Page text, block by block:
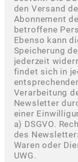
den Versand
Abonnement
betroffene
Ebenso kann
Speicherung
jederzeit
findet sich in
Verarbeitung
Newsletter
einer
a) DSGVO.
des
Waren oder
UWG.